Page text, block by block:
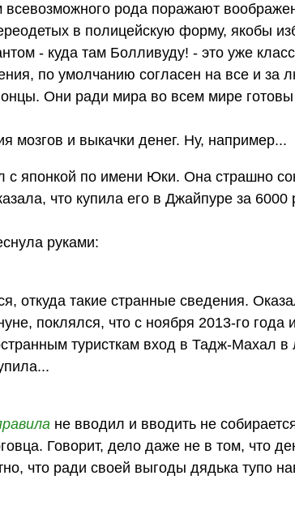
рода поражают
в полицейскую форму, якобы
- куда там Болливуду! - это уже
по умолчанию согласен на все и за
Они ради мира во всем мире готовы
мозгов и выкачки денег. Ну, например...
японкой по имени Юки. Она страшно
что купила его в Джайпуре за 6000
руками:
откуда такие странные сведения.
поклялся, что с ноября 2013-го года
туристкам вход в Тадж-Махал в
не вводил и вводить не
Говорит, дело даже не в том, что
что ради своей выгоды дядька тупо